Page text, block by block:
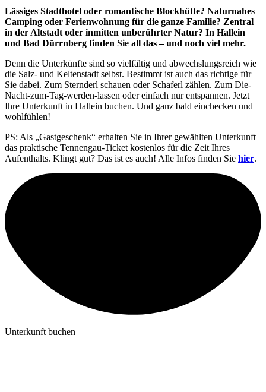
Lässiges Stadthotel oder romantische Blockhütte? Naturnahes
Camping oder Ferienwohnung für die ganze Familie? Zentral
in der Altstadt oder inmitten unberührter Natur? In Hallein
und Bad Dürrnberg finden Sie all das – und noch viel mehr.
Denn die Unterkünfte sind so vielfältig und abwechslungsreich wie
die Salz- und Keltenstadt selbst. Bestimmt ist auch das richtige für
Sie dabei. Zum Sternderl schauen oder Schaferl zählen. Zum Die-
Nacht-zum-Tag-werden-lassen oder einfach nur entspannen. Jetzt
Ihre Unterkunft in Hallein buchen. Und ganz bald einchecken und
wohlfühlen!
PS: Als „Gastgeschenk“ erhalten Sie in Ihrer gewählten Unterkunft
das praktische Tennengau-Ticket kostenlos für die Zeit Ihres
Aufenthalts. Klingt gut? Das ist es auch! Alle Infos finden Sie hier.
Unterkunft buchen